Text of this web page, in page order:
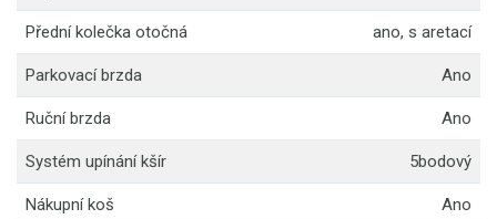
Přední kolečka otočná ano, s aretací
Parkovací brzda Ano
Ruční brzda Ano
Systém upínání kšír 5bodový
Nákupní koš Ano